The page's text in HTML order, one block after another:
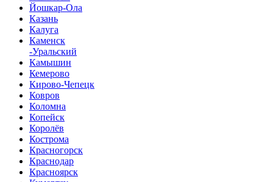
Йошкар-Ола
Казань
Калуга
Каменск
-Уральский
Камышин
Кемерово
Кирово-Чепецк
Ковров
Коломна
Копейск
Королёв
Кострома
Красногорск
Краснодар
Красноярск